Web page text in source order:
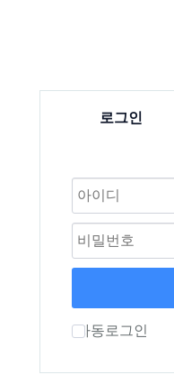
로그인
자동로그인